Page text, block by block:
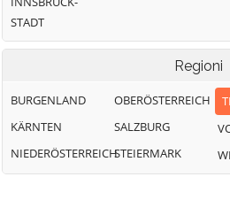
STADT
Regioni
BURGENLAND
KÄRNTEN
NIEDERÖSTERREICH
OBERÖSTERREICH
SALZBURG
STEIERMARK